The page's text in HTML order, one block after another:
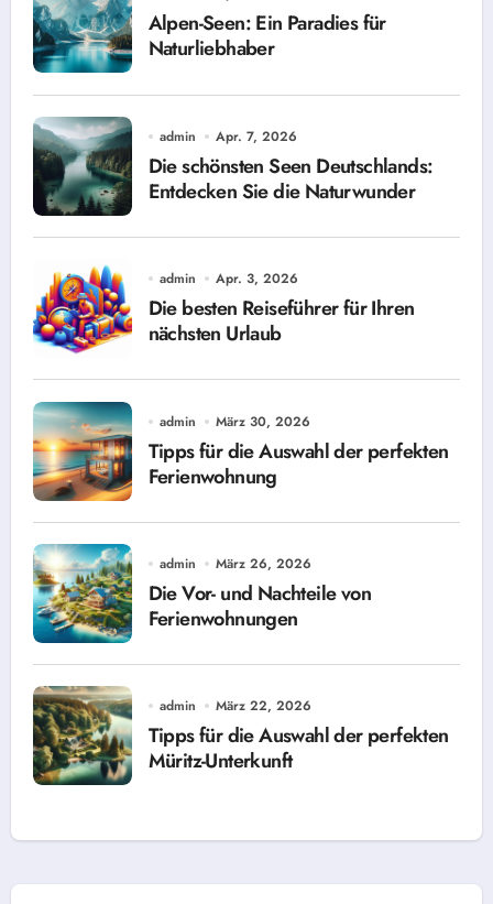
Alpen-Seen: Ein Paradies für
Naturliebhaber
admin Apr. 7, 2026
Die schönsten Seen Deutschlands:
Entdecken Sie die Naturwunder
admin Apr. 3, 2026
Die besten Reiseführer für Ihren
nächsten Urlaub
admin März 30, 2026
Tipps für die Auswahl der perfekten
Ferienwohnung
admin März 26, 2026
Die Vor- und Nachteile von
Ferienwohnungen
admin März 22, 2026
Tipps für die Auswahl der perfekten
Müritz-Unterkunft